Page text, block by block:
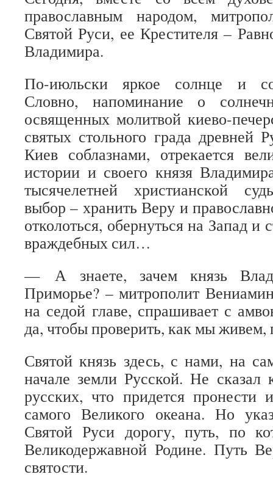
православным народом,
Святой Руси, ее Крестителя –
Владимира.
По-июльски яркое солнце и
Словно, напоминание о
освященных молитвой киево-
святых стольного града древней
Киев соблазнами, отрекается
истории и своего князя
тысячелетней христианской
выбор – хранить Веру и
отколоться, обернуться на Запад и
враждебных сил…
— А знаете, зачем князь
Приморье? – митрополит
на седой главе, спрашивает с
да, чтобы проверить, как мы
Святой князь здесь, с нами, на
начале земли Русской. Не сказал
русских, что придется
самого Великого океана. Но
Святой Руси дорогу, путь, по
Великодержавной Родине. Путь
святости.